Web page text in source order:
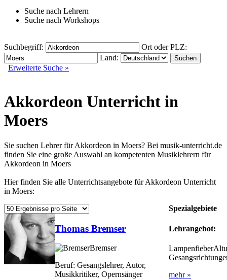
Suche nach Lehrern
Suche nach Workshops
Suchbegriff:
Ort oder PLZ:
Land:
Erweiterte Suche »
Akkordeon Unterricht in
Moers
Sie suchen Lehrer für Akkordeon in Moers? Bei musik-unterricht.de
finden Sie eine große Auswahl an kompetenten Musiklehrern für
Akkordeon in Moers
Hier finden Sie alle Unterrichtsangebote für Akkordeon Unterricht
in Moers:
Spezialgebiete
Thomas Bremser
Bremser
Beruf: Gesangslehrer, Autor,
Musikkritiker, Opernsänger
Lehrangebot:
mehr »